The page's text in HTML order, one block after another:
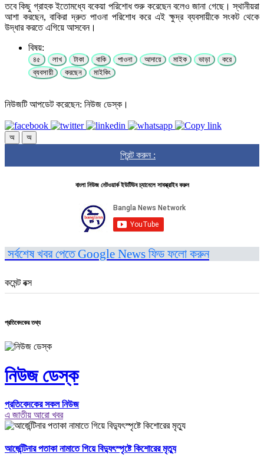
তবে কিছু গ্রাহক ইতোমধ্যে বকেয়া পরিশোধ শুরু করেছেন বলেও জানা গেছে। স্থানীয়রা
আশা করছেন, বাকিরা দ্রুত পাওনা পরিশোধ করে এই ক্ষুদ্র ব্যবসায়ীকে সংকট থেকে
উদ্ধার করতে এগিয়ে আসবেন।
বিষয়:
৪৫ লাখ টাকা বাকি পাওনা আদায়ে মাইক ভাড়া
করে
ব্যবসায়ী
করছেন মাইকিং
নিউজটি আপডেট করেছেন: নিউজ ডেস্ক।
অ অ
প্রিন্ট করুন :
বাংলা নিউজ নেটওয়ার্ক ইউটিউব চ্যানেলে সাবস্ক্রাইব করুন
সর্বশেষ খবর পেতে Google News ফিড ফলো করুন
কমেন্ট বক্স
প্রতিবেদকের তথ্য
নিউজ ডেস্ক
প্রতিবেদকের সকল নিউজ
এ জাতীয় আরো খবর
আর্জেন্টিনার পতাকা নামাতে গিয়ে বিদ্যুৎস্পৃষ্টে কিশোরের মৃত্যু